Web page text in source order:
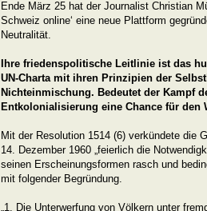
Ende März 25 hat der Journalist Christian
Schweiz online‘ eine neue Plattform
Neutralität.
Ihre friedenspolitische Leitlinie ist das
UN-Charta mit ihren Prinzipien der
Nichteinmischung. Bedeutet der Kampf
Entkolonialisierung eine Chance für den
Mit der Resolution 1514 (6) verkündete die
14. Dezember 1960 „feierlich die
seinen Erscheinungsformen rasch und
mit folgender Begründung.
„1. Die Unterwerfung von Völkern unter